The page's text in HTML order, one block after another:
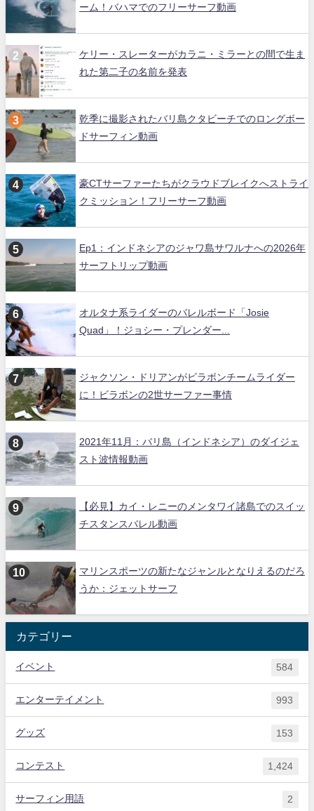
ーム！バハマでのフリーサーフ動画
ケリー・スレーターがカラニ・ミラーとの間で生ま
れた第二子の名前を発表
乾季に撮影されたバリ島クタビーチでのロングボー
ドサーフィン動画
豪CTサーファーたちがクラウドブレイクへストライ
クミッション！フリーサーフ動画
Ep1：インドネシアのジャワ島サワルナへの2026年
サーフトリップ動画
オルタナ系ライダーのバレルボード「Josie
Quad」！ジョシー・プレンダー...
ジャクソン・ドリアンがビラボンチームライダー
に！ビラボンの2世サーファー事情
2021年11月：バリ島（インドネシア）のダイジェ
スト波情報動画
【必見】カイ・レニーのメンタワイ諸島でのスイッ
チスタンスバレル動画
マリンスポーツの新たなジャンルとなりえるのだろ
うか：ジェットサーフ
カテゴリー
イベント 584
エンターテイメント 993
グッズ 153
コンテスト 1,424
サーフィン用語 2